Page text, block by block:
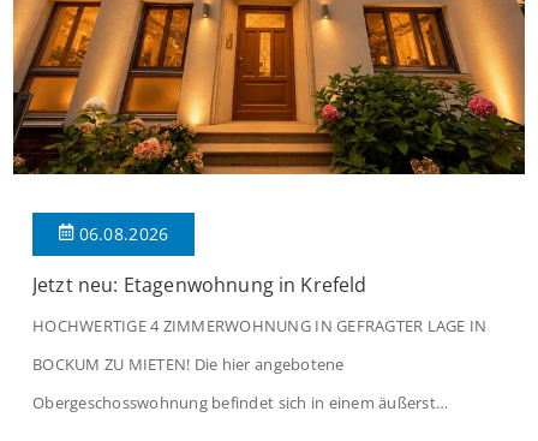
06.08.2026
Jetzt neu: Etagenwohnung in Krefeld
HOCHWERTIGE 4 ZIMMERWOHNUNG IN GEFRAGTER LAGE IN
BOCKUM ZU MIETEN! Die hier angebotene
Obergeschosswohnung befindet sich in einem äußerst